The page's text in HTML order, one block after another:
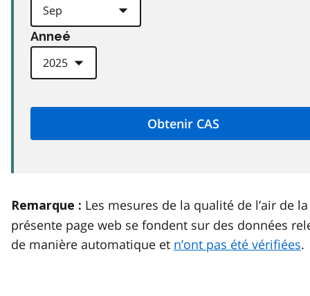
Anneé
Remarque : Les mesures de la qualité de l’air de la
présente page web se fondent sur des données
de manière automatique et n’ont pas été vérifiées.